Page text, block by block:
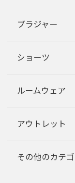
ブラジャー
ショーツ
ルームウェア
アウトレット
その他のカテゴ